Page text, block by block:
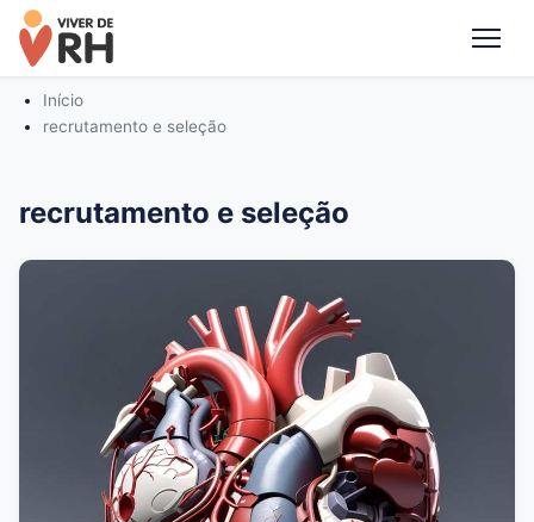
Início
recrutamento e seleção
recrutamento e seleção